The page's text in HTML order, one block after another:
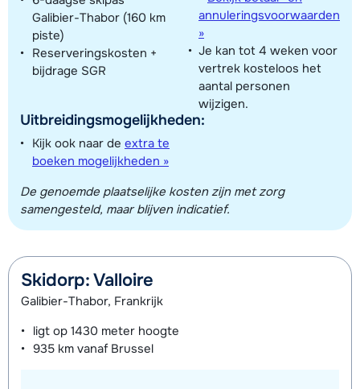
Toon alle accommodaties in dit gebied
Deze kaart geeft een indicatie van de ligging van onze accommodaties. De
exacte locatie kan enigszins afwijken.
Galibier-Thabor (160 km
piste)
Reserveringskosten +
bijdrage SGR
Uitbreidingsmogelijkheden:
Kijk ook naar de extra te
boeken mogelijkheden »
annuleringsvoorwaarden
»
Je kan tot 4 weken voor
vertrek kosteloos het
aantal personen
wijzigen.
De genoemde plaatselijke kosten zijn met zorg
samengesteld, maar blijven indicatief.
Skidorp: Valloire
Galibier-Thabor, Frankrijk
ligt op 1430 meter hoogte
935 km vanaf Brussel